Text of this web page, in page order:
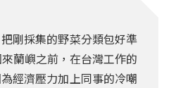
剛採集的野菜分類包好準
蘭嶼之前，在台灣工作的
經濟壓力加上同事的冷嘲